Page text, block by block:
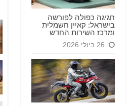
חגיגה כפולה לפורשה
בישראל: קאיין חשמלית
ומרכז השירות החדש
26 ביולי 2026